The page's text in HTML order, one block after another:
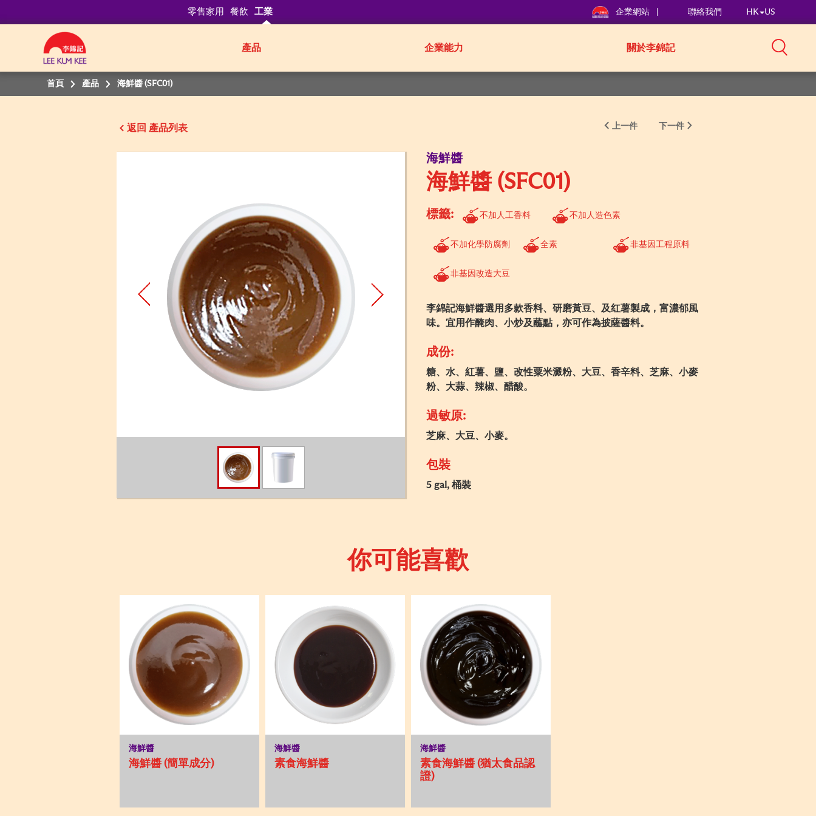
零售家用 餐飲 工業 企業網站 聯絡我們 HK US
產品 企業能力 關於李錦記
首頁 產品 海鮮醬 (SFC01)
返回 上一件 下一件
海鮮醬
海鮮醬 (SFC01)
標籤: 不加人工香料 不加人造色素
不加化學防腐劑 全素 非基因工程原料
非基因改造大豆
李錦記海鮮醬選用多款香料、研磨黃豆、及红薯製成，富濃郁風
味。宜用作醃肉、小炒及蘸點，亦可作為披薩醬料。
成份:
糖、水、紅薯、鹽、改性粟米澱粉、大豆、香辛料、芝麻、小麥
粉、大蒜、辣椒、醋酸。
過敏原:
芝麻、大豆、小麥。
包裝
5 gal, 桶裝
你可能喜歡
海鮮醬
海鮮醬 (簡單成分)
海鮮醬
素食海鮮醬
海鮮醬
素食海鮮醬 (猶太食品認
證)